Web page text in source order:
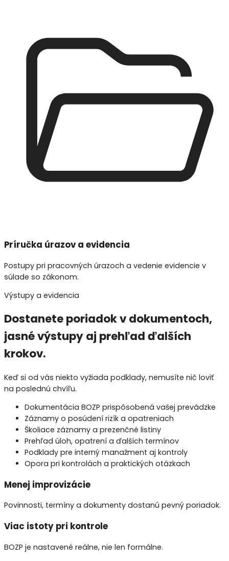
Príručka úrazov a evidencia
Postupy pri pracovných úrazoch a vedenie evidencie v
súlade so zákonom.
Výstupy a evidencia
Dostanete poriadok v dokumentoch,
jasné výstupy aj prehľad ďalších
krokov.
Keď si od vás niekto vyžiada podklady, nemusíte nič loviť
na poslednú chvíľu.
Dokumentácia BOZP prispôsobená vašej prevádzke
Záznamy o posúdení rizík a opatreniach
Školiace záznamy a prezenčné listiny
Prehľad úloh, opatrení a ďalších termínov
Podklady pre interný manažment aj kontroly
Opora pri kontrolách a praktických otázkach
Menej improvizácie
Povinnosti, termíny a dokumenty dostanú pevný poriadok.
Viac istoty pri kontrole
BOZP je nastavené reálne, nie len formálne.